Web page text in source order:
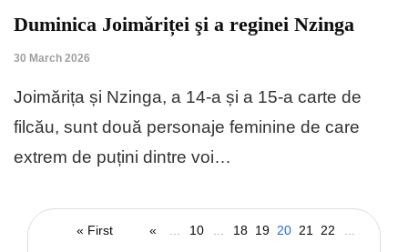
Duminica Joimǎriței şi a reginei Nzinga
30 March 2026
Joimărița și Nzinga, a 14-a și a 15-a carte de
filcău, sunt două personaje feminine de care
extrem de puțini dintre voi…
« First « 10 18 19 20 21 22